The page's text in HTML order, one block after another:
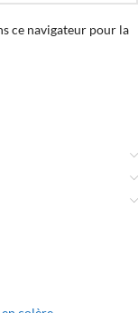
ce navigateur pour la